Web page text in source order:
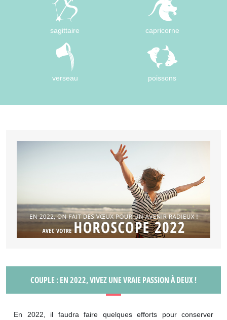
sagittaire capricorne
verseau poissons
COUPLE : EN 2022, VIVEZ UNE VRAIE PASSION À DEUX !
En 2022, il faudra faire quelques efforts pour conserver